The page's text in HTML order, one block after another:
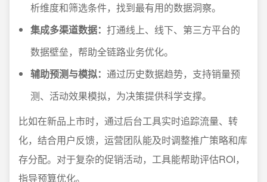
析维度和筛选条件，找到最有用的数据洞察。
集成多渠道数据： 打通线上、线下、第三方平台的
数据壁垒，帮助全链路业务优化。
辅助预测与模拟： 通过历史数据趋势，支持销量预
测、活动效果模拟，为决策提供科学支撑。
比如在新品上市时，通过后台工具实时追踪流量、转
化，结合用户反馈，运营团队能及时调整推广策略和库
存分配。对于复杂的促销活动，工具能帮助评估ROI，
指导预算优化。